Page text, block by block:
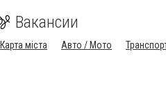
Вакансии
Карта міста Авто / Мото